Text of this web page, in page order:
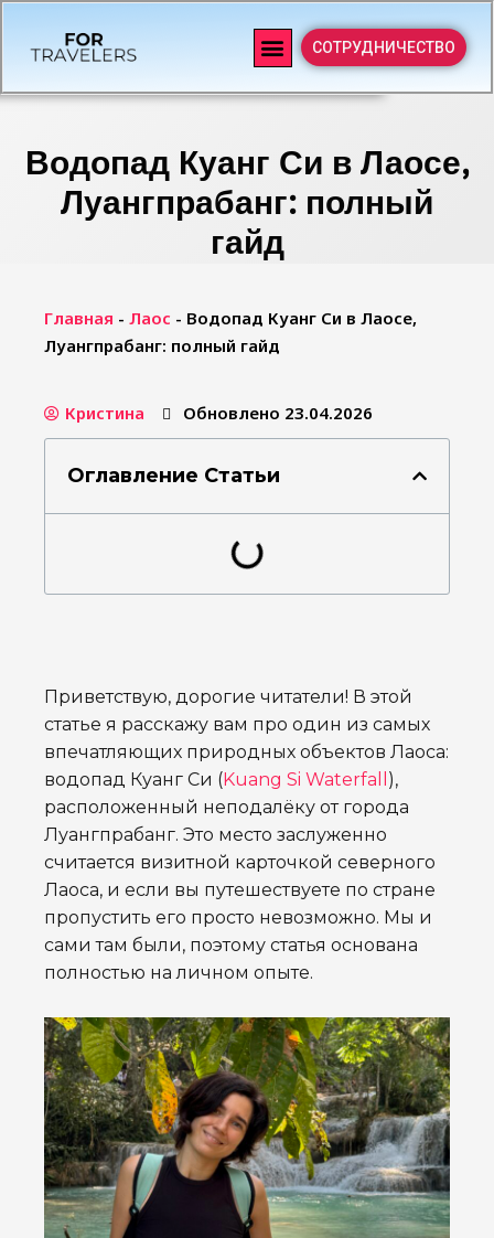
СОТРУДНИЧЕСТВО
Водопад Куанг Си в Лаосе,
Луангпрабанг: полный
гайд
Главная - Лаос - Водопад Куанг Си в Лаосе,
Луангпрабанг: полный гайд
Кристина Обновлено 23.04.2026
Оглавление Статьи
Приветствую, дорогие читатели! В этой
статье я расскажу вам про один из самых
впечатляющих природных объектов Лаоса:
водопад Куанг Си (Kuang Si Waterfall ),
расположенный неподалёку от города
Луангпрабанг. Это место заслуженно
считается визитной карточкой северного
Лаоса, и если вы путешествуете по стране
пропустить его просто невозможно. Мы и
сами там были, поэтому статья основана
полностью на личном опыте.